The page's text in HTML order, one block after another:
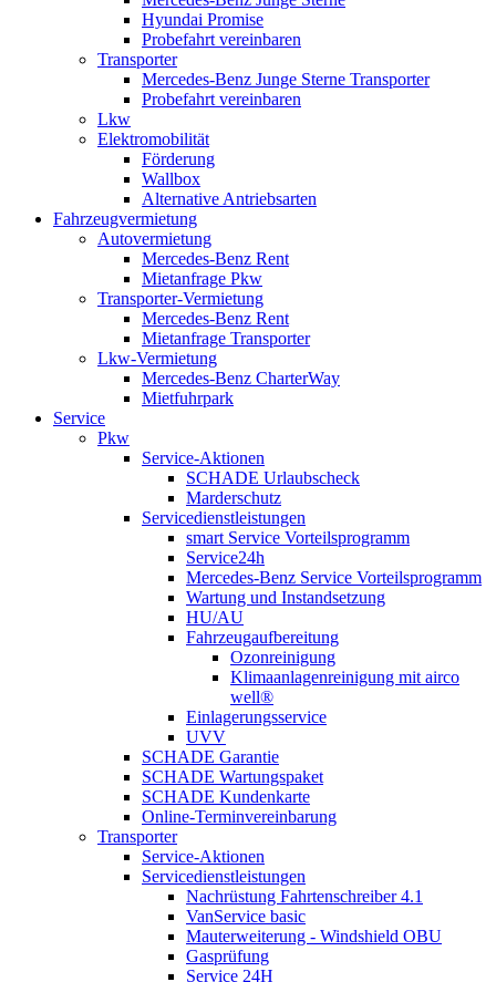
Hyundai Promise
Probefahrt vereinbaren
Transporter
Mercedes-Benz Junge Sterne Transporter
Probefahrt vereinbaren
Lkw
Elektromobilität
Förderung
Wallbox
Alternative Antriebsarten
Fahrzeugvermietung
Autovermietung
Mercedes-Benz Rent
Mietanfrage Pkw
Transporter-Vermietung
Mercedes-Benz Rent
Mietanfrage Transporter
Lkw-Vermietung
Mercedes-Benz CharterWay
Mietfuhrpark
Service
Pkw
Service-Aktionen
SCHADE Urlaubscheck
Marderschutz
Servicedienstleistungen
smart Service Vorteilsprogramm
Service24h
Mercedes-Benz Service Vorteilsprogramm
Wartung und Instandsetzung
HU/AU
Fahrzeugaufbereitung
Ozonreinigung
Klimaanlagenreinigung mit airco
well®
Einlagerungsservice
UVV
SCHADE Garantie
SCHADE Wartungspaket
SCHADE Kundenkarte
Online-Terminvereinbarung
Transporter
Service-Aktionen
Servicedienstleistungen
Nachrüstung Fahrtenschreiber 4.1
VanService basic
Mauterweiterung - Windshield OBU
Gasprüfung
Service 24H